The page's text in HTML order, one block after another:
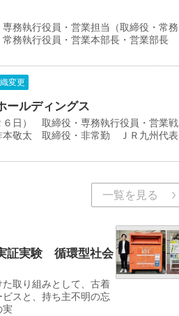
務執行役員・営業担当（取締役・常務
務執行役員・営業本部長・営業部長
変更
ルディングス
６日） 取締役・専務執行役員・営業戦
本敬太 取締役・非常勤 ＪＲ九州代表
一覧を見る
証実験 循環型社会
取り組みとして、古着
スと、持ち主不明の忘
実